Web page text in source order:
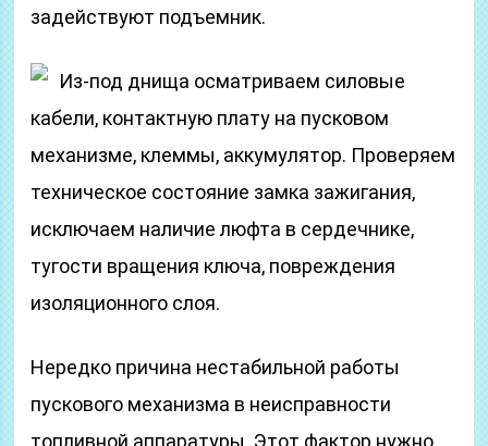
задействуют подъемник.
Из-под днища осматриваем силовые
кабели, контактную плату на пусковом
механизме, клеммы, аккумулятор. Проверяем
техническое состояние замка зажигания,
исключаем наличие люфта в сердечнике,
тугости вращения ключа, повреждения
изоляционного слоя.
Нередко причина нестабильной работы
пускового механизма в неисправности
топливной аппаратуры. Этот фактор нужно